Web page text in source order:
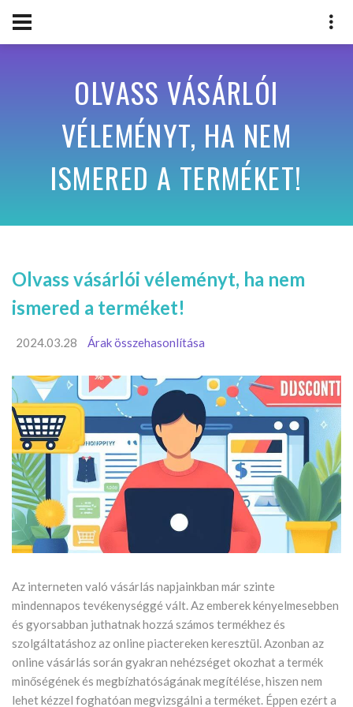
OLVASS VÁSÁRLÓI
VÉLEMÉNYT, HA NEM
ISMERED A TERMÉKET!
Olvass vásárlói véleményt, ha nem
ismered a terméket!
2024.03.28 Árak összehasonlítása
Az interneten való vásárlás napjainkban már szinte
mindennapos tevékenységgé vált. Az emberek kényelmesebben
és gyorsabban juthatnak hozzá számos termékhez és
szolgáltatáshoz az online piactereken keresztül. Azonban az
online vásárlás során gyakran nehézséget okozhat a termék
minőségének és megbízhatóságának megítélése, hiszen nem
lehet kézzel foghatóan megvizsgálni a terméket. Éppen ezért a